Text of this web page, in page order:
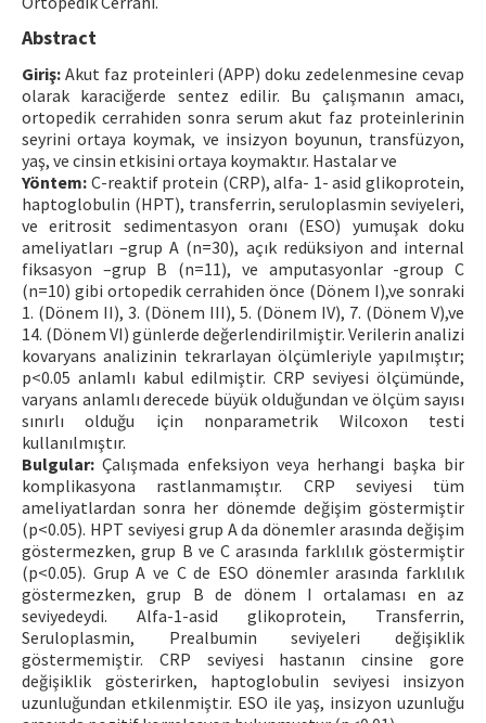
Abstract
Giriş: Akut faz proteinleri (APP) doku zedelenmesine cevap
olarak karaciğerde sentez edilir. Bu çalışmanın amacı,
ortopedik cerrahiden sonra serum akut faz proteinlerinin
seyrini ortaya koymak, ve insizyon boyunun, transfüzyon,
yaş, ve cinsin etkisini ortaya koymaktır. Hastalar ve
Yöntem: C-reaktif protein (CRP), alfa- 1- asid glikoprotein,
haptoglobulin (HPT), transferrin, seruloplasmin seviyeleri,
ve eritrosit sedimentasyon oranı (ESO) yumuşak doku
ameliyatları –grup A (n=30), açık redüksiyon and internal
fiksasyon –grup B (n=11), ve amputasyonlar -group C
(n=10) gibi ortopedik cerrahiden önce (Dönem I),ve sonraki
1. (Dönem II), 3. (Dönem III), 5. (Dönem IV), 7. (Dönem V),ve
14. (Dönem VI) günlerde değerlendirilmiştir. Verilerin analizi
kovaryans analizinin tekrarlayan ölçümleriyle yapılmıştır;
p<0.05 anlamlı kabul edilmiştir. CRP seviyesi ölçümünde,
varyans anlamlı derecede büyük olduğundan ve ölçüm sayısı
sınırlı olduğu için nonparametrik Wilcoxon testi
kullanılmıştır.
Bulgular: Çalışmada enfeksiyon veya herhangi başka bir
komplikasyona rastlanmamıştır. CRP seviyesi tüm
ameliyatlardan sonra her dönemde değişim göstermiştir
(p<0.05). HPT seviyesi grup A da dönemler arasında değişim
göstermezken, grup B ve C arasında farklılık göstermiştir
(p<0.05). Grup A ve C de ESO dönemler arasında farklılık
göstermezken, grup B de dönem I ortalaması en az
seviyedeydi. Alfa-1-asid glikoprotein, Transferrin,
Seruloplasmin, Prealbumin seviyeleri değişiklik
göstermemiştir. CRP seviyesi hastanın cinsine gore
değişiklik gösterirken, haptoglobulin seviyesi insizyon
uzunluğundan etkilenmiştir. ESO ile yaş, insizyon uzunluğu